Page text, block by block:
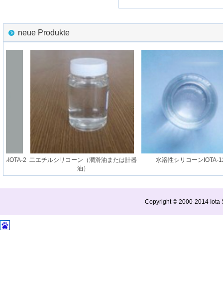
neue Produkte
IOTA-2 二エチルシリコーン（潤滑油または計器
油）
水溶性シリコーンIOTA-
Copyright © 2000-2014 Iota